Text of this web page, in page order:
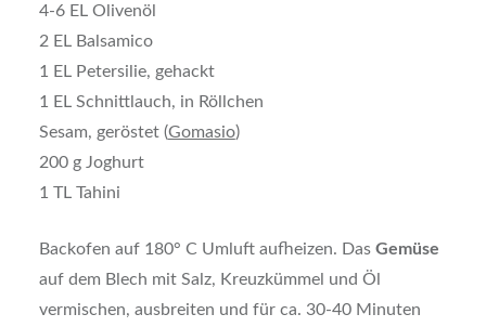
4-6 EL Olivenöl
2 EL Balsamico
1 EL Petersilie, gehackt
1 EL Schnittlauch, in Röllchen
Sesam, geröstet (Gomasio)
200 g Joghurt
1 TL Tahini
Backofen auf 180° C Umluft aufheizen. Das Gemüse
auf dem Blech mit Salz, Kreuzkümmel und Öl
vermischen, ausbreiten und für ca. 30-40 Minuten